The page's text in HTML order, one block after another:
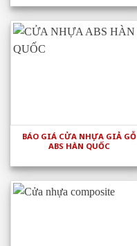
BÁO GIÁ CỬA NHỰA GIẢ GỖ
ABS HÀN QUỐC